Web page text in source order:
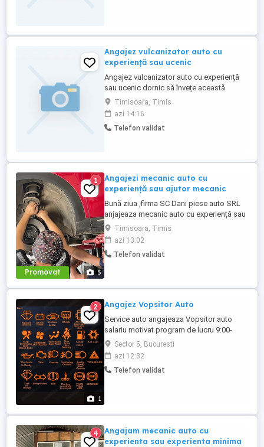
Angajez vulcanizator auto cu
experiență sau ucenic
Angajez vulcanizator auto cu experiență
sau ucenic dornic să învețe această
meserie. Tel.
Timisoara, Timis
azi 14:16
Telefon validat
Promovat 5
1
Angajezi mecanic auto cu
experiență sau ajutor mecanic
Bună ziua ,firma SC Dani piese auto SRL
anjajeaza mecanic auto cu experiență sau
ajutor mecanic punctul de lucru situat pe
calea sagului 157
Timisoara, Timis
azi 13:02
Telefon validat
1
2 Angajez Vopsitor Auto
Service auto angajeaza Vopsitor auto
salariu motivat program de lucru 9:00-
18:00 pauza de masa 30 min
Sector 5, Bucuresti
azi 12:32
Telefon validat
4
Angajam mecanic auto cu
experienta sau experienta minima